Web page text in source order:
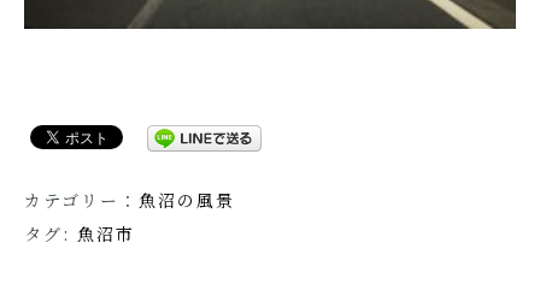
カテゴリー： 魚沼の風景
タグ: 魚沼市